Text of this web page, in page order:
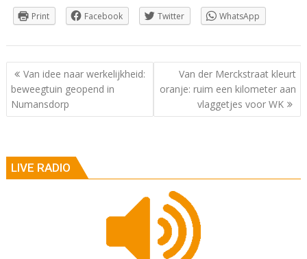
Print Facebook Twitter WhatsApp
Berichtnavigatie
Van idee naar werkelijkheid:
beweegtuin geopend in
Numansdorp
Van der Merckstraat kleurt
oranje: ruim een kilometer aan
vlaggetjes voor WK
LIVE RADIO